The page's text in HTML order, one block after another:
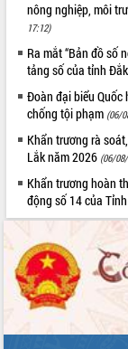
Lắk
Khơi thông điểm nghẽn,
giải ngân vốn khắc
HĐND tỉnh thông qua
hoạch tỉnh thời kỳ 2021-
Hội thảo góp ý hồ sơ
hoạch tỉnh Đắk Lắk thời
tầm nhìn đến năm 2050
doanh nghiệp nhà nước
Hội nghị triển khai kết
truyền số liệu chuyên
quan Đảng, Nhà nước
Lễ phát động chuỗi
tay làm sạch môi trường
Xã Ea Kar bước chuyển
nông nghiệp, môi
17:12)
Ra mắt “Bản đồ số
tảng số của tỉnh
Đoàn đại biểu
chống tội phạm (06/
Khẩn trương rà
Lắk năm 2026 (06/
Khẩn trương hoàn
động số 14 của